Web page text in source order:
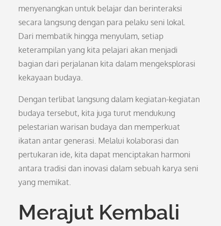
menyenangkan untuk belajar dan berinteraksi
secara langsung dengan para pelaku seni lokal.
Dari membatik hingga menyulam, setiap
keterampilan yang kita pelajari akan menjadi
bagian dari perjalanan kita dalam mengeksplorasi
kekayaan budaya.
Dengan terlibat langsung dalam kegiatan-kegiatan
budaya tersebut, kita juga turut mendukung
pelestarian warisan budaya dan memperkuat
ikatan antar generasi. Melalui kolaborasi dan
pertukaran ide, kita dapat menciptakan harmoni
antara tradisi dan inovasi dalam sebuah karya seni
yang memikat.
Merajut Kembali